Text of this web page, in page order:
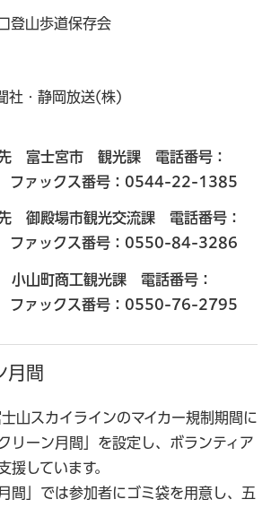
登山歩道保存会
社・静岡放送(株)
富士宮市 観光課 電話番号：
ァックス番号：0544-22-1385
御殿場市観光交流課 電話番号：
ァックス番号：0550-84-3286
山町商工観光課 電話番号：
ァックス番号：0550-76-2795
月間
山スカイラインのマイカー規制期間に
リーン月間」を設定し、ボランティア
援しています。
間」では参加者にゴミ袋を用意し、五